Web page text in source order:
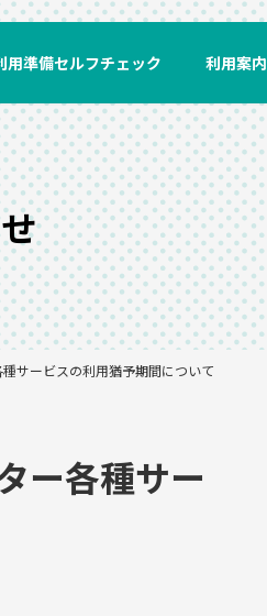
用準備セルフチェック 利用案内
サービスの利用猶予期間について
ー各種サー